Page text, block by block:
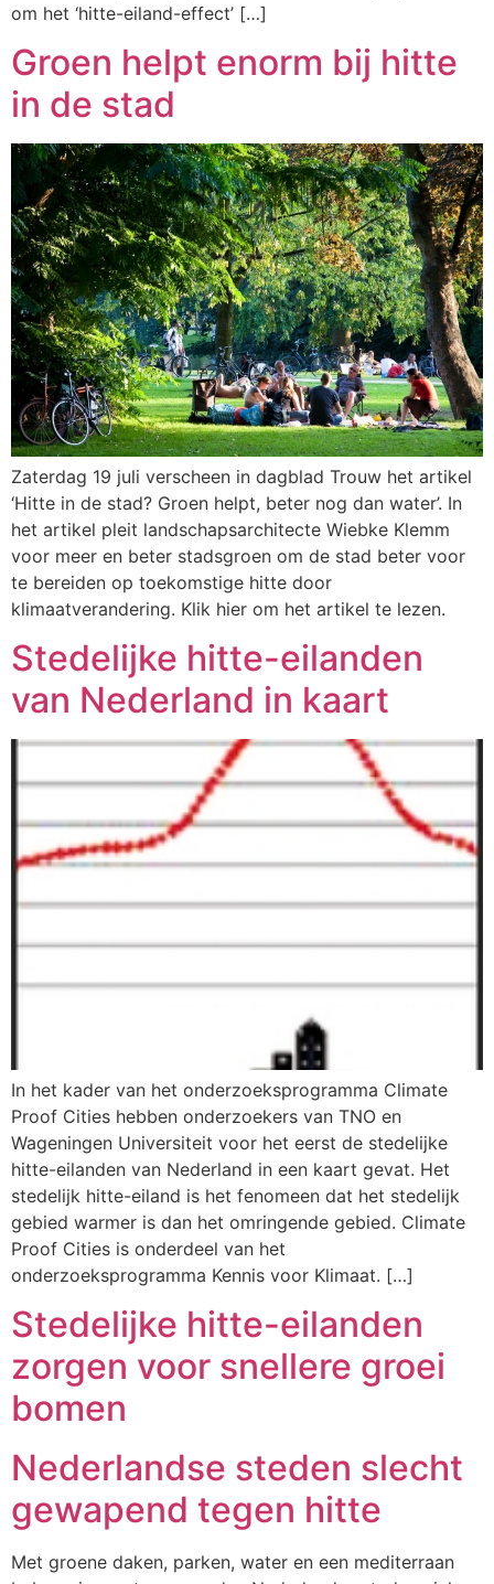
om het ‘hitte-eiland-effect’ […]
Groen helpt enorm bij hitte
in de stad
Zaterdag 19 juli verscheen in dagblad Trouw het artikel
‘Hitte in de stad? Groen helpt, beter nog dan water’. In
het artikel pleit landschapsarchitecte Wiebke Klemm
voor meer en beter stadsgroen om de stad beter voor
te bereiden op toekomstige hitte door
klimaatverandering. Klik hier om het artikel te lezen.
Stedelijke hitte-eilanden
van Nederland in kaart
In het kader van het onderzoeksprogramma Climate
Proof Cities hebben onderzoekers van TNO en
Wageningen Universiteit voor het eerst de stedelijke
hitte-eilanden van Nederland in een kaart gevat. Het
stedelijk hitte-eiland is het fenomeen dat het stedelijk
gebied warmer is dan het omringende gebied. Climate
Proof Cities is onderdeel van het
onderzoeksprogramma Kennis voor Klimaat. […]
Stedelijke hitte-eilanden
zorgen voor snellere groei
bomen
Nederlandse steden slecht
gewapend tegen hitte
Met groene daken, parken, water en een mediterraan